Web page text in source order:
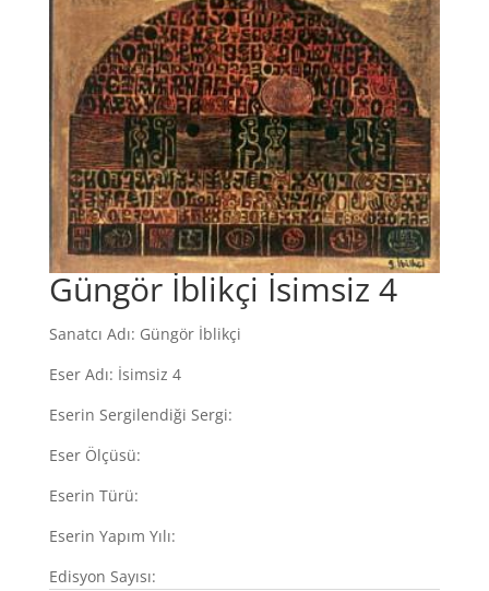
Güngör İblikçi İsimsiz 4
Sanatcı Adı: Güngör İblikçi
Eser Adı: İsimsiz 4
Eserin Sergilendiği Sergi:
Eser Ölçüsü:
Eserin Türü:
Eserin Yapım Yılı:
Edisyon Sayısı: